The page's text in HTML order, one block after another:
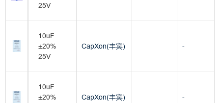
25V
10uF
±20%
25V
CapXon(丰宾) -
10uF
±20%
CapXon(丰宾) -